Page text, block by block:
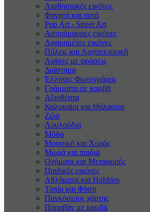
Αισθησιακές εικόνες
Φαγητά και ποτά
Pop Art - Street Art
Ασπρόμαυρες εικόνες
Αφηρημένες εικόνες
Πόλεις και Αρχιτεκτονική
Αφίσες με φράσεις
Διάστημα
Έλληνες Φωτογράφοι
Γράμματα σε καμβά
Αξιοθέατα
Καλοκαiρι και Θάλασσα
Ζώα
Λουλούδια
Μόδα
Μουσική και Χορός
Μωρά και παιδιά
Οχήματα και Μεταφορές
Παιδικές εικόνες
Αθλήματα και Hobbies
Τοπία και Φύση
Παγκόσμιος χάρτης
Παραβάν με καμβά